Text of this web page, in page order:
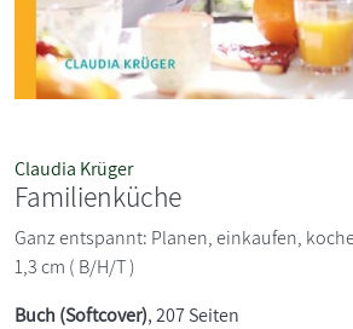
Claudia Krüger
Familienküche
Ganz entspannt: Planen, einkaufen,
1,3 cm ( B/H/T )
Buch (Softcover), 207 Seiten